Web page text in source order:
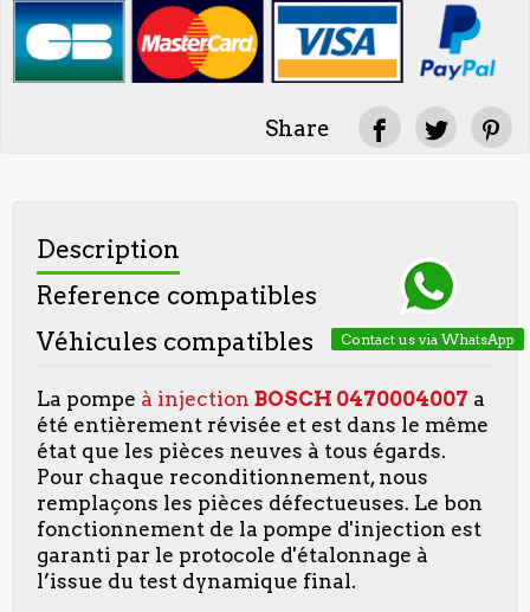
Share
Description
Reference compatibles
Véhicules compatibles
La pompe à injection BOSCH 0470004007 a
été entièrement révisée et est dans le même
état que les pièces neuves à tous égards.
Pour chaque reconditionnement, nous
remplaçons les pièces défectueuses. Le bon
fonctionnement de la pompe d'injection est
garanti par le protocole d'étalonnage à
l’issue du test dynamique final.
Contact us via WhatsApp